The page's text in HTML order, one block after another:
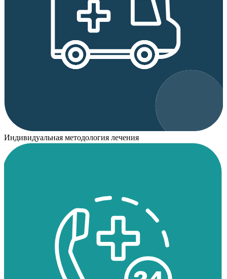
Индивидуальная методология лечения